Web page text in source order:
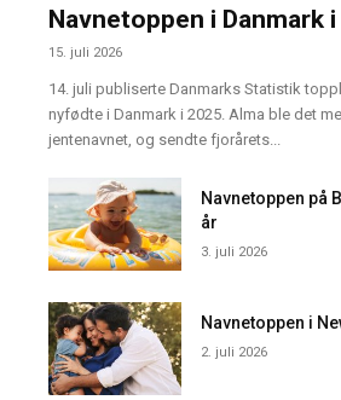
Navnetoppen i Danmark
15. juli 2026
14. juli publiserte Danmarks Statistik
nyfødte i Danmark i 2025. Alma ble det
jentenavnet, og sendte fjorårets...
Navnetoppen på
år
3. juli 2026
Navnetoppen i
2. juli 2026